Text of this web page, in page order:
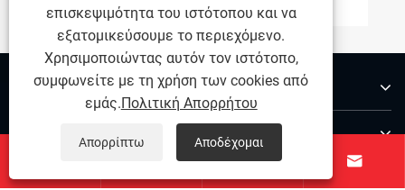
Σχετικά με εμάς
Επικοινωνήστε μαζί μας
 
επισκεψιμότητα του ιστότοπου και να
εξατομικεύσουμε το περιεχόμενο.
Χρησιμοποιώντας αυτόν τον ιστότοπο,
συμφωνείτε με τη χρήση των cookies από
εμάς.Πολιτική Απορρήτου
Απορρίπτω Αποδέχομαι